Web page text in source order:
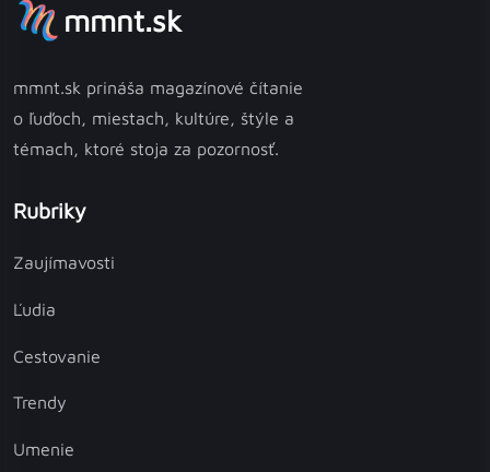
mmnt.sk
mmnt.sk prináša magazínové čítanie
o ľuďoch, miestach, kultúre, štýle a
témach, ktoré stoja za pozornosť.
Rubriky
Zaujímavosti
Ľudia
Cestovanie
Trendy
Umenie